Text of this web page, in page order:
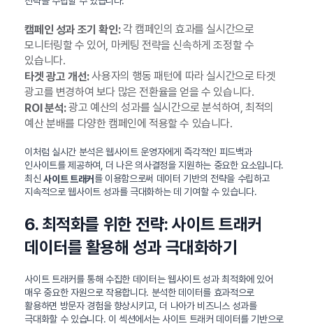
캠페인 성과 조기 확인:각 캠페인의 효과를 실시간으로
모니터링할 수 있어, 마케팅 전략을 신속하게 조정할 수
있습니다.
타겟 광고 개선:사용자의 행동 패턴에 따라 실시간으로 타겟
광고를 변경하여 보다 많은 전환율을 얻을 수 있습니다.
ROI 분석:광고 예산의 성과를 실시간으로 분석하여, 최적의
예산 분배를 다양한 캠페인에 적용할 수 있습니다.
이처럼 실시간 분석은 웹사이트 운영자에게 즉각적인 피드백과
인사이트를 제공하여, 더 나은 의사결정을 지원하는 중요한 요소입니다.
최신사이트 트래커를 이용함으로써 데이터 기반의 전략을 수립하고
지속적으로 웹사이트 성과를 극대화하는 데 기여할 수 있습니다.
6. 최적화를 위한 전략: 사이트 트래커
데이터를 활용해 성과 극대화하기
사이트 트래커를 통해 수집한 데이터는 웹사이트 성과 최적화에 있어
매우 중요한 자원으로 작용합니다. 분석한 데이터를 효과적으로
활용하면 방문자 경험을 향상시키고, 더 나아가 비즈니스 성과를
극대화할 수 있습니다. 이 섹션에서는 사이트 트래커 데이터를 기반으로